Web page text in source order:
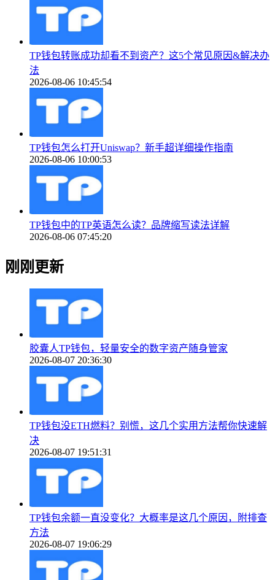
TP钱包转账成功却看不到资产？这5个常见原因&解决办
法
2026-08-06 10:45:54
TP钱包怎么打开Uniswap？新手超详细操作指南
2026-08-06 10:00:53
TP钱包中的TP英语怎么读？品牌缩写读法详解
2026-08-06 07:45:20
刚刚更新
胶囊人TP钱包，轻量安全的数字资产随身管家
2026-08-07 20:36:30
TP钱包没ETH燃料？别慌，这几个实用方法帮你快速解
决
2026-08-07 19:51:31
TP钱包余额一直没变化？大概率是这几个原因，附排查
方法
2026-08-07 19:06:29